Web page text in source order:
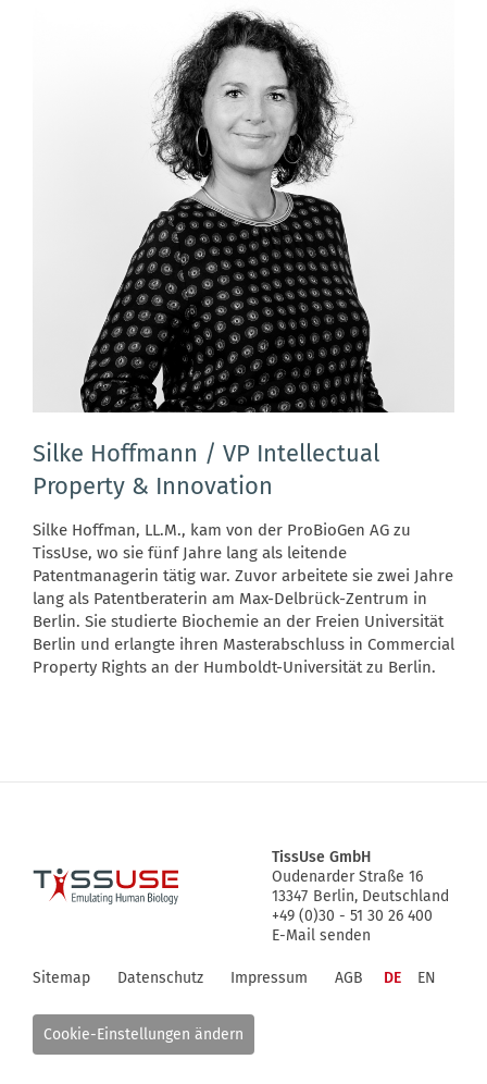
Silke Hoffmann / VP Intellectual
Property & Innovation
Silke Hoffman, LL.M., kam von der ProBioGen AG zu
TissUse, wo sie fünf Jahre lang als leitende
Patentmanagerin tätig war. Zuvor arbeitete sie zwei Jahre
lang als Patentberaterin am Max-Delbrück-Zentrum in
Berlin. Sie studierte Biochemie an der Freien Universität
Berlin und erlangte ihren Masterabschluss in Commercial
Property Rights an der Humboldt-Universität zu Berlin.
Logo
TissUse GmbH
Oudenarder Straße 16
13347 Berlin, Deutschland
+49 (0)30 - 51 30 26 400
E-Mail senden
Sitemap Datenschutz Impressum AGB DE EN
Cookie-Einstellungen ändern